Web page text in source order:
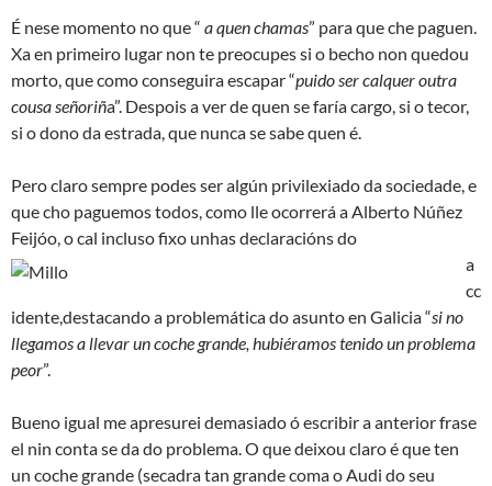
É nese momento no que “ a quen chamas” para que che paguen.
Xa en primeiro lugar non te preocupes si o becho non quedou
morto, que como conseguira escapar “puido ser calquer outra
cousa señoriña”. Despois a ver de quen se faría cargo, si o tecor,
si o dono da estrada, que nunca se sabe quen é.
Pero claro sempre podes ser algún privilexiado da sociedade, e
que cho paguemos todos, como lle ocorrerá a Alberto Núñez
Feijóo, o cal incluso fixo unhas declaraciónsdo
a
cc
idente,destacando a problemática do asunto en Galicia “si no
llegamos a llevar un coche grande, hubiéramos tenido un problema
peor”.
Bueno igual me apresurei demasiado ó escribir a anterior frase
el nin conta se da do problema. O que deixou claro é que ten
un coche grande (secadra tan grande coma o Audi do seu